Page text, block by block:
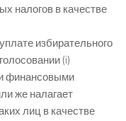
налогов в качестве
избирательного
(i)
финансовыми
же налагает
лиц в качестве